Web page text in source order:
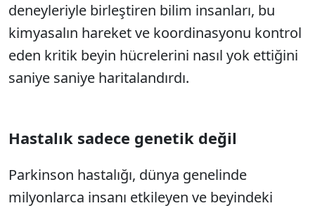
deneyleriyle birleştiren bilim insanları, bu
kimyasalın hareket ve koordinasyonu kontrol
eden kritik beyin hücrelerini nasıl yok ettiğini
saniye saniye haritalandırdı.
Hastalık sadece genetik değil
Parkinson hastalığı, dünya genelinde
milyonlarca insanı etkileyen ve beyindeki